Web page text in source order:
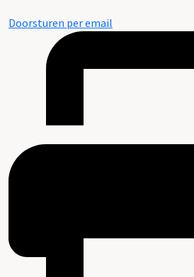
Doorsturen per email